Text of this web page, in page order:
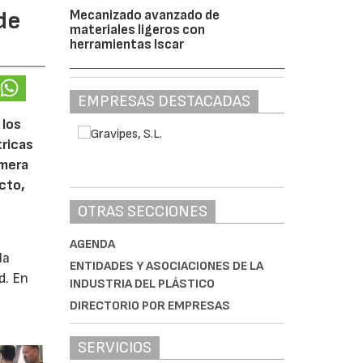
En
Mecanizado avanzado de
materiales ligeros con
herramientas Iscar
EMPRESAS DESTACADAS
OTRAS SECCIONES
AGENDA
ENTIDADES Y ASOCIACIONES DE LA
INDUSTRIA DEL PLÁSTICO
DIRECTORIO POR EMPRESAS
SERVICIOS